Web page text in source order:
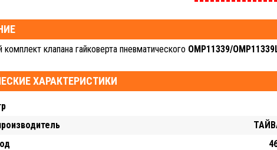
клапана гайковерта пневматического OMP11339/
ХАРАКТЕРИСТИКИ